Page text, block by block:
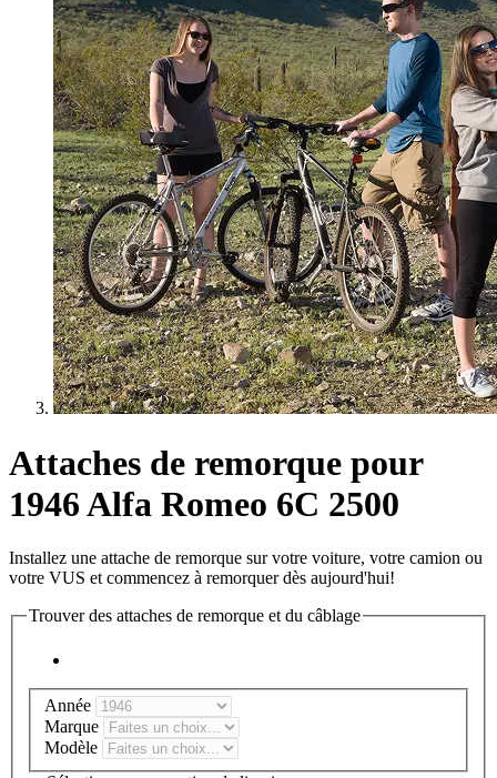
Attaches de remorque pour
1946 Alfa Romeo 6C 2500
Installez une attache de remorque sur votre voiture, votre camion ou
votre VUS et commencez à remorquer dès aujourd'hui!
Trouver des attaches de remorque et du câblage
Année
Marque
Modèle